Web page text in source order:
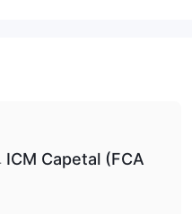
ICM Capetal (FCA